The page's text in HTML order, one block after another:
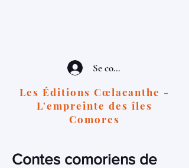
Se connecter
Les Éditions Cœlacanthe -
L'empreinte des îles
Comores
Contes comoriens de